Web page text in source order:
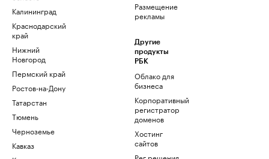
Калининград
Краснодарский
край
Нижний
Новгород
Пермский край
Ростов-на-Дону
Татарстан
Тюмень
Черноземье
Кавказ
Размещение
рекламы
Другие
продукты
РБК
Облако для
бизнеса
Корпоративный
регистратор
доменов
Хостинг
сайтов